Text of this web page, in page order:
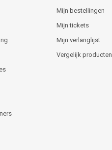
Mijn bestellingen
Mijn tickets
Mijn verlanglijst
Vergelijk producten